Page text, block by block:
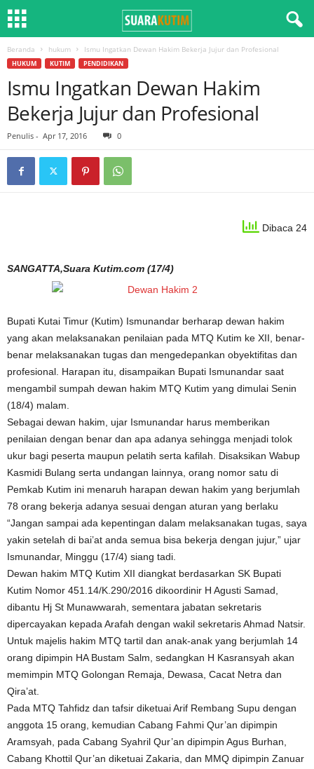
Beranda hukum Ismu Ingatkan Dewan Hakim Bekerja Jujur dan Profesional
HUKUM KUTIM PENDIDIKAN
Ismu Ingatkan Dewan Hakim
Bekerja Jujur dan Profesional
Penulis - Apr 17, 2016 0
Dibaca 24
SANGATTA,Suara Kutim.com (17/4)
Bupati Kutai Timur (Kutim) Ismunandar berharap dewan hakim
yang akan melaksanakan penilaian pada MTQ Kutim ke XII, benar-
benar melaksanakan tugas dan mengedepankan obyektifitas dan
profesional. Harapan itu, disampaikan Bupati Ismunandar saat
mengambil sumpah dewan hakim MTQ Kutim yang dimulai Senin
(18/4) malam.
Sebagai dewan hakim, ujar Ismunandar harus memberikan
penilaian dengan benar dan apa adanya sehingga menjadi tolok
ukur bagi peserta maupun pelatih serta kafilah. Disaksikan Wabup
Kasmidi Bulang serta undangan lainnya, orang nomor satu di
Pemkab Kutim ini menaruh harapan dewan hakim yang berjumlah
78 orang bekerja adanya sesuai dengan aturan yang berlaku
“Jangan sampai ada kepentingan dalam melaksanakan tugas, saya
yakin setelah di bai’at anda semua bisa bekerja dengan jujur,” ujar
Ismunandar, Minggu (17/4) siang tadi.
Dewan hakim MTQ Kutim XII diangkat berdasarkan SK Bupati
Kutim Nomor 451.14/K.290/2016 dikoordinir H Agusti Samad,
dibantu Hj St Munawwarah, sementara jabatan sekretaris
dipercayakan kepada Arafah dengan wakil sekretaris Ahmad Natsir.
Untuk majelis hakim MTQ tartil dan anak-anak yang berjumlah 14
orang dipimpin HA Bustam Salm, sedangkan H Kasransyah akan
memimpin MTQ Golongan Remaja, Dewasa, Cacat Netra dan
Qira’at.
Pada MTQ Tahfidz dan tafsir diketuai Arif Rembang Supu dengan
anggota 15 orang, kemudian Cabang Fahmi Qur’an dipimpin
Aramsyah, pada Cabang Syahril Qur’an dipimpin Agus Burhan,
Cabang Khottil Qur’an diketuai Zakaria, dan MMQ dipimpin Zanuar